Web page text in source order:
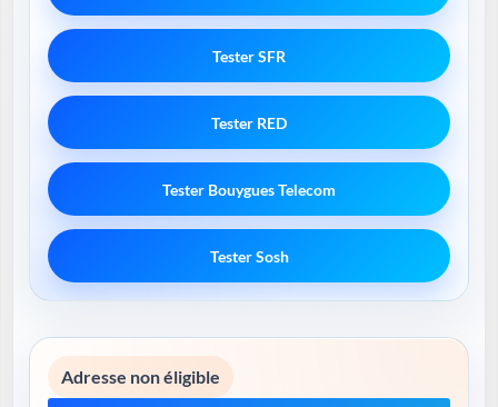
Tester SFR
Tester RED
Tester Bouygues Telecom
Tester Sosh
Adresse non éligible